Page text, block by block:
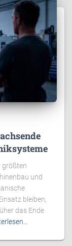
größten
und
bleiben,
das Ende